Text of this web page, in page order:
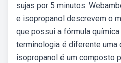
sujas por 5 minutos.
e isopropanol descrevem o
que possui a fórmula
terminologia é diferente uma
isopropanol é um composto